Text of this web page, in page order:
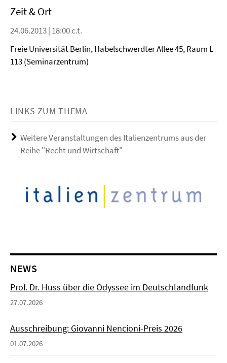
Zeit & Ort
24.06.2013 | 18:00 c.t.
Freie Universität Berlin, Habelschwerdter Allee 45, Raum L
113 (Seminarzentrum)
LINKS ZUM THEMA
Weitere Veranstaltungen des Italienzentrums aus der
Reihe "Recht und Wirtschaft"
NEWS
Prof. Dr. Huss über die Odyssee im Deutschlandfunk
27.07.2026
Ausschreibung: Giovanni Nencioni-Preis 2026
01.07.2026